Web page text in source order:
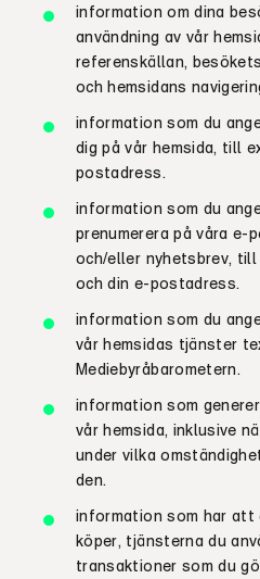
information om dina
användning av vår
referenskällan,
och hemsidans
information som du
dig på vår hemsida, till
postadress.
information som du
prenumerera på våra e-
och/eller nyhetsbrev, till
och din e-postadress.
information som du
vår hemsidas tjänster
Mediebyråbarometern.
information som
vår hemsida, inklusive
under vilka
den.
information som har att
köper, tjänsterna du
transaktioner som du